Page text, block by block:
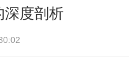
深度剖析